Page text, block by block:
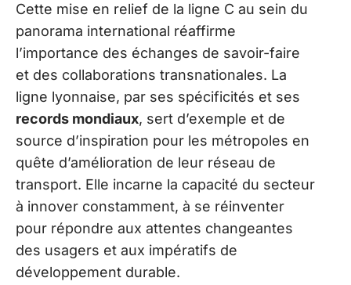
Cette mise en relief de la ligne C au sein du
panorama international réaffirme
l’importance des échanges de savoir-faire
et des collaborations transnationales. La
ligne lyonnaise, par ses spécificités et ses
records mondiaux, sert d’exemple et de
source d’inspiration pour les métropoles en
quête d’amélioration de leur réseau de
transport. Elle incarne la capacité du secteur
à innover constamment, à se réinventer
pour répondre aux attentes changeantes
des usagers et aux impératifs de
développement durable.